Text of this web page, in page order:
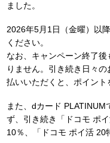
ました。
2026年5月1日（金曜）以
ください。
なお、キャンペーン終了
りません。引き続き日々
払いいただくと、ポイント
また、dカード
ず、引き続き「ドコモ ポ
10％、「ドコモ ポイ活 20